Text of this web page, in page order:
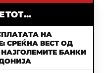
НА
СРЕЌНА ВЕСТ ОД
БАНКИ